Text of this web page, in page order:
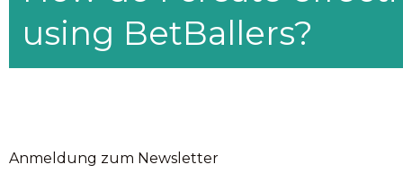
using BetBallers?
Anmeldung zum Newsletter